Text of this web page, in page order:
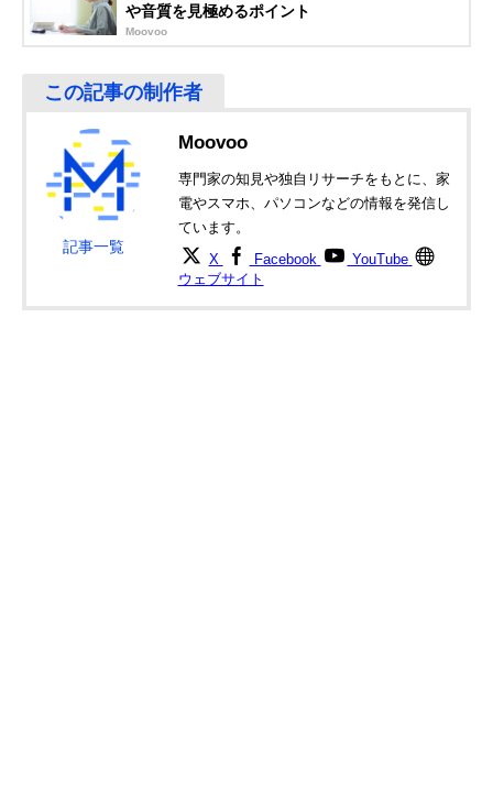
Amazonで見る
メトロノーム＆チ
ューナー STH200
Amazonで見る
電子メトロノーム
ME-55
イプの電子式
Amazonで見る
BOSS ドクタービ
ート DB-30
リズム練習におす
幅61×高さ90×奥
Amazonで見る
ヤマハ(YAMAHA)
チューナーメトロ
液晶画面が大きく
幅106×高さ72×
や音質を見極めるポイント
Moovoo
記事一覧
Moovoo
専門家の知見や独自リサーチをもとに、家
電やスマホ、パソコンなどの情報を発信し
ています。
X Facebook
YouTube
ウェブサイト